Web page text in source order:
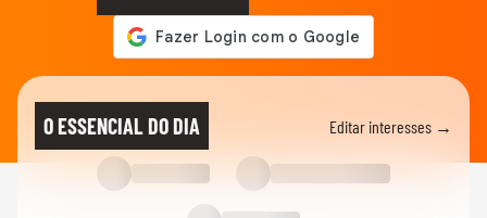
Lamine Yamal manda recado a Paredes
após agressão a Gavi na final...
Adolescente morre após fonte desabar
durante comemoração do título...
COPA DO MUNDO DA FIFA 2026
Torcedores argentinos entram em
O ESSENCIAL DO DIA Editar interesses →